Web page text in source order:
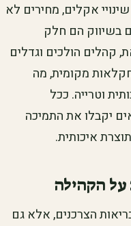
אקלים, מחירים לא
בשיווק הם חלק
הולכים וגדלים
מקומית, מה
וטרייה. ככל
יקבלו את התמיכה
איכותית.
הקהילה
הצרכנים, אלא גם